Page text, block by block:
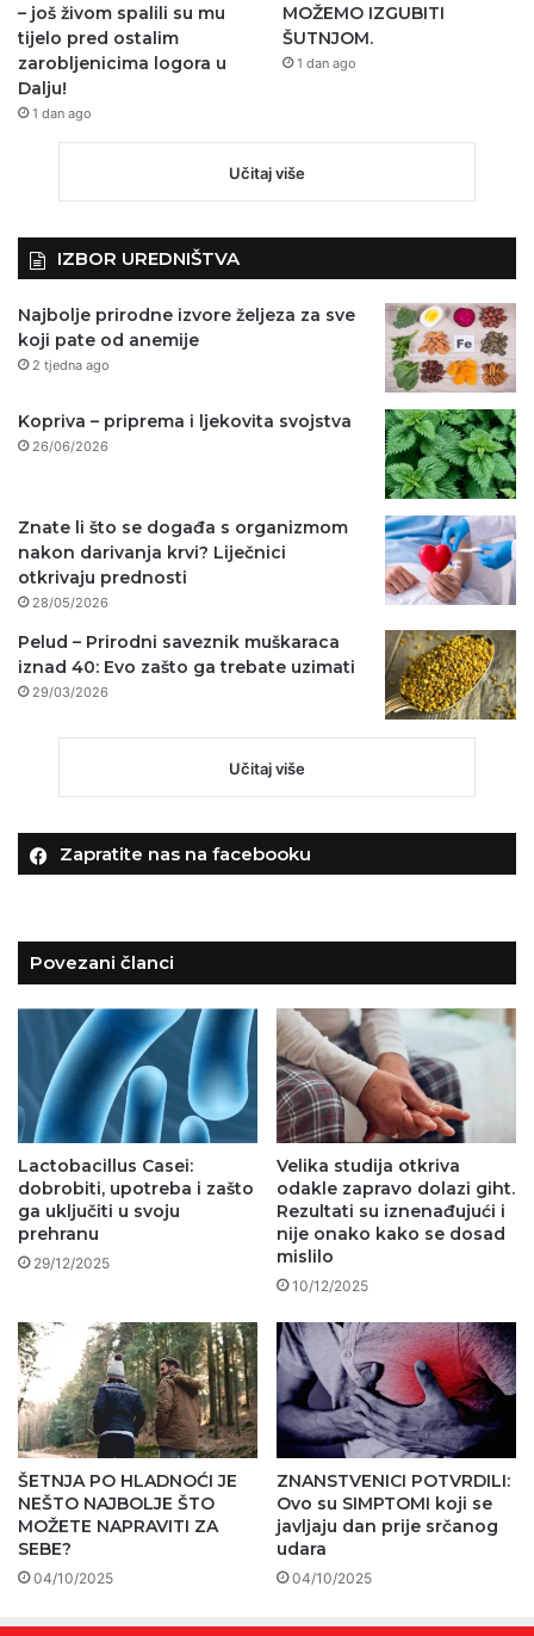
– još živom spalili su mu
tijelo pred ostalim
zarobljenicima logora u
Dalju!
1 dan ago
MOŽEMO IZGUBITI
ŠUTNJOM.
1 dan ago
Učitaj više
IZBOR UREDNIŠTVA
Najbolje prirodne izvore željeza za sve
koji pate od anemije
2 tjedna ago
Kopriva – priprema i ljekovita svojstva
26/06/2026
Znate li što se događa s organizmom
nakon darivanja krvi? Liječnici
otkrivaju prednosti
28/05/2026
Pelud – Prirodni saveznik muškaraca
iznad 40: Evo zašto ga trebate uzimati
29/03/2026
Učitaj više
Zapratite nas na facebooku
Povezani članci
Lactobacillus Casei:
dobrobiti, upotreba i zašto
ga uključiti u svoju
prehranu
29/12/2025
Velika studija otkriva
odakle zapravo dolazi giht.
Rezultati su iznenađujući i
nije onako kako se dosad
mislilo
10/12/2025
ŠETNJA PO HLADNOĆI JE
NEŠTO NAJBOLJE ŠTO
MOŽETE NAPRAVITI ZA
SEBE?
04/10/2025
ZNANSTVENICI POTVRDILI:
Ovo su SIMPTOMI koji se
javljaju dan prije srčanog
udara
04/10/2025